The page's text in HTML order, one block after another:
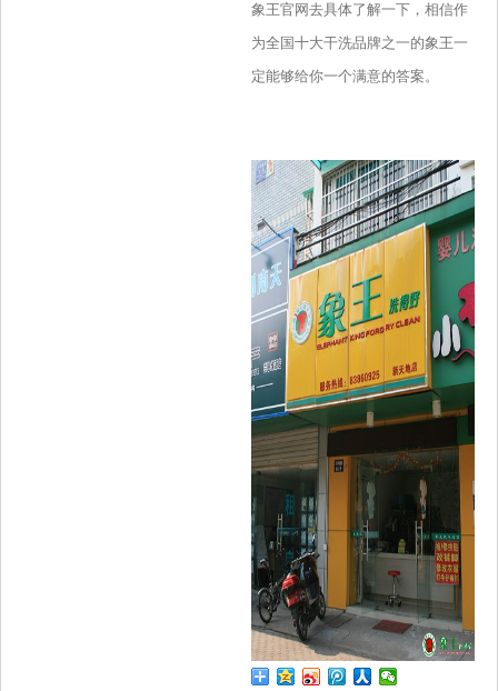
象王官网去具体了解一下，相信作
为全国十大干洗品牌之一的象王一
定能够给你一个满意的答案。